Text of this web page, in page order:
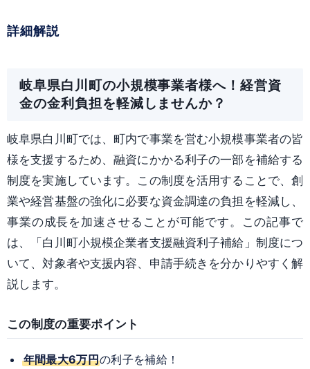
詳細解説
岐阜県白川町の小規模事業者様へ！経営資
金の金利負担を軽減しませんか？
岐阜県白川町では、町内で事業を営む小規模事業者の皆
様を支援するため、融資にかかる利子の一部を補給する
制度を実施しています。この制度を活用することで、創
業や経営基盤の強化に必要な資金調達の負担を軽減し、
事業の成長を加速させることが可能です。この記事で
は、「白川町小規模企業者支援融資利子補給」制度につ
いて、対象者や支援内容、申請手続きを分かりやすく解
説します。
この制度の重要ポイント
年間最大6万円の利子を補給！